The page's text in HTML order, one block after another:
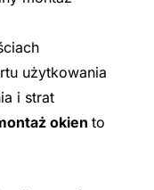
użytkowania
i strat
okien to